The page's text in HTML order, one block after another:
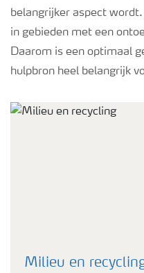
belangrijker aspect
in gebieden met een
Daarom is een optimaal
hulpbron heel belangrijk
Milieu en